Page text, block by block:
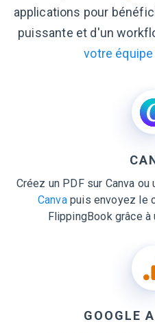
applications pour
puissante et d'un
votre
Créez un PDF sur Canva
Canvapuis envoyez le
FlippingBook grâce à
GOOGLE